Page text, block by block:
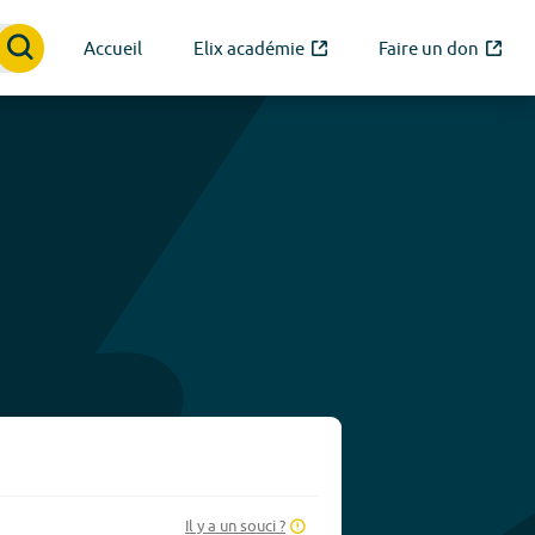
Accueil Elix académie Faire un don
Il y a un souci ?